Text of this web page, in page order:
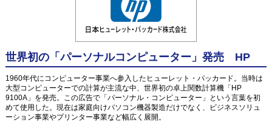
世界初の「パーソナルコンピューター」発売 HP
1960年代にコンピューター事業へ参入したヒューレット・パッカード。当時は
大型コンピューターでの計算が主流な中、世界初の卓上関数計算機「HP
9100A」を発売。この広告で「パーソナル・コンピューター」という言葉を初
めて使用した。現在は家庭向けパソコン機器製造だけでなく、ビジネスソリュ
ーション事業やプリンター事業など幅広く展開。